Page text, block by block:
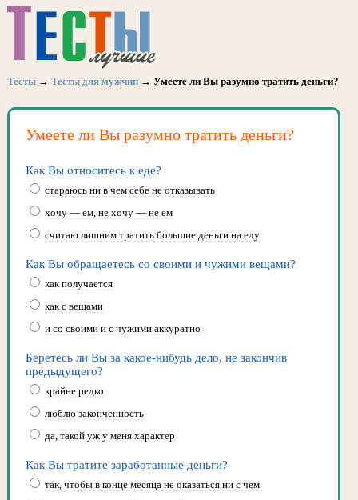
Тесты → Тесты для мужчин → Умеете ли Вы разумно тратить деньги?
Умеете ли Вы разумно тратить деньги?
Как Вы относитесь к еде?
стараюсь ни в чем себе не отказывать
хочу — ем, не хочу — не ем
считаю лишним тратить большие деньги на еду
Как Вы обращаетесь со своими и чужими вещами?
как получается
как с вещами
и со своими и с чужими аккуратно
Беретесь ли Вы за какое-нибудь дело, не закончив
предыдущего?
крайне редко
люблю законченность
да, такой уж у меня характер
Как Вы тратите заработанные деньги?
так, чтобы в конце месяца не оказаться ни с чем